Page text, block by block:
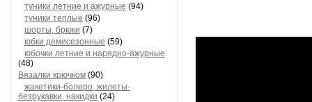
туники летние и ажурные (94)
туники теплые (96)
шорты, брюки (7)
юбки демисезонные (59)
юбочки летние и нарядно-ажурные
(48)
Вязалки крючком (90)
жакетики-болеро, жилеты-
безрукавки, накидки (24)